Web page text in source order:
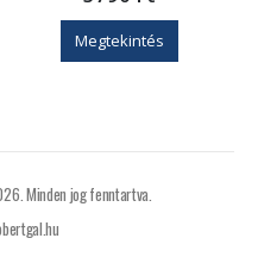
Megtekintés
Minden jog fenntartva.